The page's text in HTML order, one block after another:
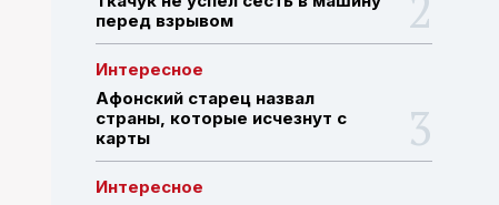
ПОИСК ПО САЙТУ
перед взрывом
Интересное
Афонский старец назвал
страны, которые исчезнут с
карты
Интересное